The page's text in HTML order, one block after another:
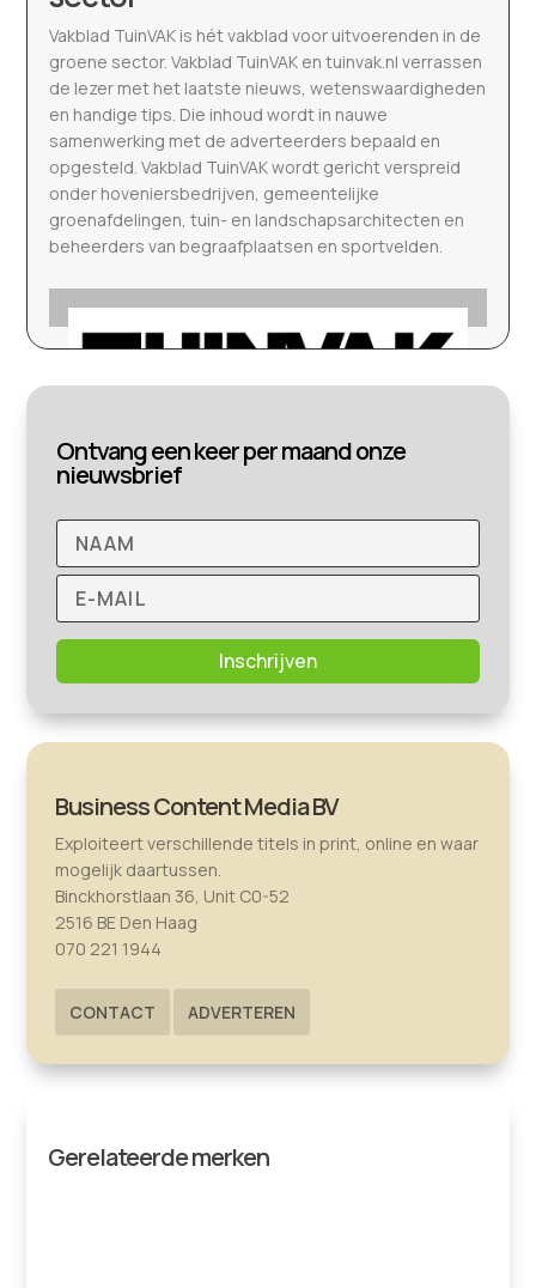
Vakblad TuinVAK is hét vakblad voor uitvoerenden in de
groene sector. Vakblad TuinVAK en tuinvak.nl verrassen
de lezer met het laatste nieuws, wetenswaardigheden
en handige tips. Die inhoud wordt in nauwe
samenwerking met de adverteerders bepaald en
opgesteld. Vakblad TuinVAK wordt gericht verspreid
onder hoveniersbedrijven, gemeentelijke
groenafdelingen, tuin- en landschapsarchitecten en
beheerders van begraafplaatsen en sportvelden.
Ontvang een keer per maand onze
nieuwsbrief
Inschrijven
Business Content Media BV
Exploiteert verschillende titels in print, online en waar
mogelijk daartussen.
Binckhorstlaan 36, Unit C0-52
2516 BE Den Haag
070 221 1944
CONTACT ADVERTEREN
Gerelateerde merken